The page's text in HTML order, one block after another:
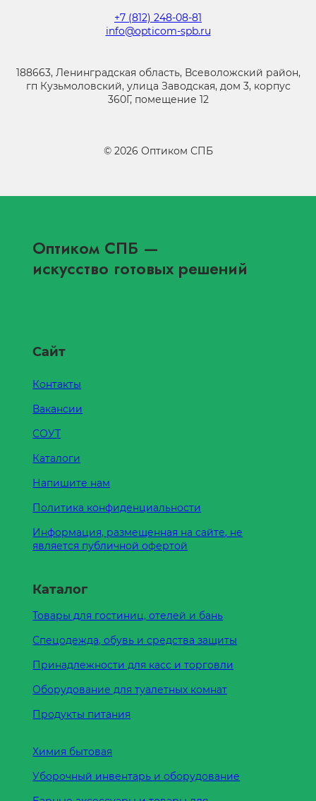
+7 (812) 248-08-81
info@opticom-spb.ru
188663, Ленинградская область, Всеволожский район,
гп Кузьмоловский, улица Заводская, дом 3, корпус
360Г, помещение 12
© 2026 Оптиком СПБ
Оптиком СПБ —
искусство готовых решений
Сайт
Контакты
Вакансии
СОУТ
Каталоги
Напишите нам
Политика конфиденциальности
Информация, размещенная на сайте, не
является публичной офертой
Каталог
Товары для гостиниц, отелей и бань
Спецодежда, обувь и средства защиты
Принадлежности для касс и торговли
Оборудование для туалетных комнат
Продукты питания
Химия бытовая
Уборочный инвентарь и оборудование